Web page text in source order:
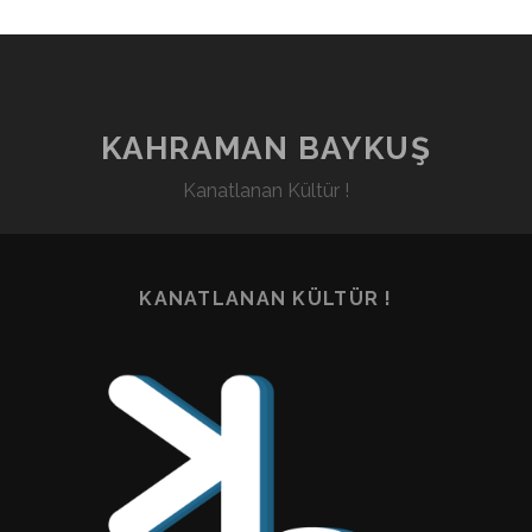
KAHRAMAN BAYKUŞ
Kanatlanan Kültür !
KANATLANAN KÜLTÜR !